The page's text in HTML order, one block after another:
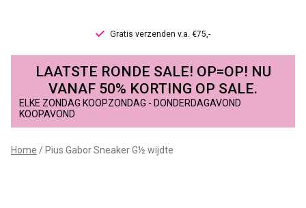
Gratis verzenden v.a. €75,-
Pius
Gabor
Sneaker
G½
LAATSTE RONDE SALE! OP=OP! NU
VANAF 50% KORTING OP SALE.
ELKE ZONDAG KOOPZONDAG - DONDERDAGAVOND
KOOPAVOND
Home Pius Gabor Sneaker G½ wijdte